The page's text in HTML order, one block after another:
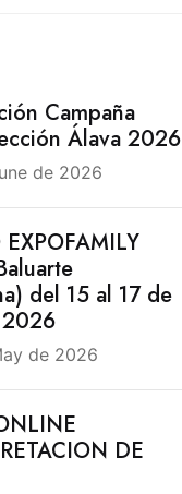
Campaña
Álava 2026
de 2026
del 15 al 17 de
de 2026
DE